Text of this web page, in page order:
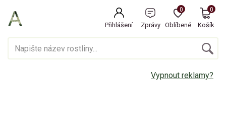
Přihlášení Zprávy Oblíbené
0
Košík
0
Vypnout reklamy?